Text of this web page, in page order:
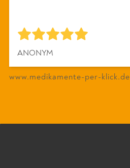
ANONYM
www.medikamente-per-klick.de